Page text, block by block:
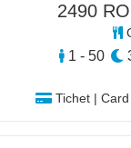
Tichet |
2490
1 - 50